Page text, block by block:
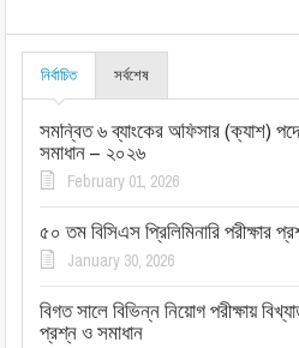
নির্বাচিত সর্বশেষ
সমন্বিত ৬ ব্যাংকের অফিসার (ক্যাশ)
সমাধান – ২০২৬
February 01, 2026
৫০ তম বিসিএস প্রিলিমিনারি পরীক্ষার
January 30, 2026
বিগত সালে বিভিন্ন নিয়োগ পরীক্ষায়
প্রশ্ন ও সমাধান